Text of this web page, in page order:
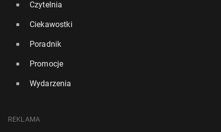
Czytelnia
Ciekawostki
Poradnik
Promocje
Wydarzenia
REKLAMA